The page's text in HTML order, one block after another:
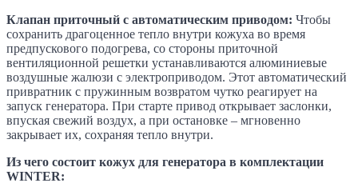
Клапан приточный с автоматическим приводом: Чтобы
сохранить драгоценное тепло внутри кожуха во время
предпускового подогрева, со стороны приточной
вентиляционной решетки устанавливаются алюминиевые
воздушные жалюзи с электроприводом. Этот автоматический
привратник с пружинным возвратом чутко реагирует на
запуск генератора. При старте привод открывает заслонки,
впуская свежий воздух, а при остановке – мгновенно
закрывает их, сохраняя тепло внутри.
Из чего состоит кожух для генератора в комплектации
WINTER: